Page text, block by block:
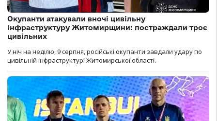
Окупанти атакували вночі цивільну
інфраструктуру Житомирщини: постраждали троє
цивільних
У ніч на неділю, 9 серпня, російські окупанти завдали удару по
цивільній інфраструктурі Житомирської області.